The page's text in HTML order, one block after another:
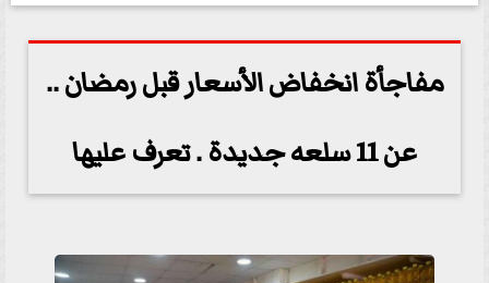
مفاجأة انخفاض الأسعار قبل رمضان ..
عن 11 سلعه جديدة . تعرف عليها